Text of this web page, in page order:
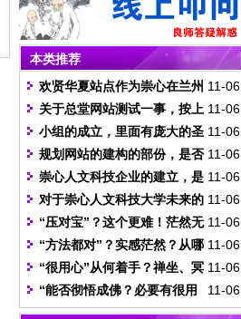
本类推荐
11-06
欢贤华夏站点作为崇心在兰州
的门户，请恩师指点缺点及改进或
增添栏目的方向。
11-06
关于总堂网站测试一事，按上
周叩问呈报的计划制作出测试站
点，网络信息既然可直通虚空无
极，不知恩师看后觉得可行否，站
堂提供支持SQL数据库的服务器平
台，即可实现。
11-06
小组的成立，里面有庞大的圣
务要推动，是否可请所有学生宗生
选其中一项或几项自己所专业的来
一起实行，并从企划案中按部就班
具推广的能量。
11-06
规划网站的建构的部份，是否
请恩师开示建构的主题和方向，让
全体能有一个主题和方向性的共
识，把一个完整却有具足所有信息
11-06
崇心人文科技企业的建立，是
否有水资源和蓝金企业来做开始？
11-06
对于崇心人文科技大学未来的
实际建立，是否请恩师能开示大学
之主题与方向，让全体有一个方向
去建立。
11-06
“压对宝”？这个更难！茫然无
知一切的人，怎么知道在哪里才
能，才是“压对宝”？
11-06
“方法都对”？实感茫然？从哪
里能知道“都对”呢？
11-06
“很用心”从何着手？禅坐、冥
想；弘法、传道？
11-06
“能否彻悟成佛？必要有很用
心，甚且方法都对，尚要压对宝，